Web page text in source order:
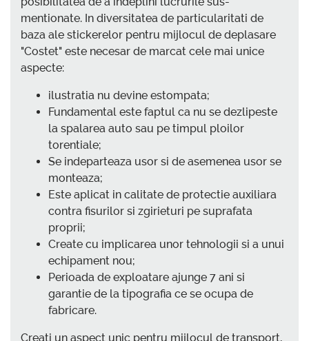
mentionate. In diversitatea de particularitati de
baza ale stickerelor pentru mijlocul de deplasare
"Costet" este necesar de marcat cele mai unice
aspecte:
ilustratia nu devine estompata;
Fundamental este faptul ca nu se dezlipeste
la spalarea auto sau pe timpul ploilor
torentiale;
Se indeparteaza usor si de asemenea usor se
monteaza;
Este aplicat in calitate de protectie auxiliara
contra fisurilor si zgirieturi pe suprafata
proprii;
Create cu implicarea unor tehnologii si a unui
echipament nou;
Perioada de exploatare ajunge 7 ani si
garantie de la tipografia ce se ocupa de
fabricare.
Creati un aspect unic pentru mijlocul de transport,